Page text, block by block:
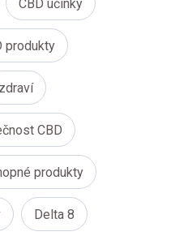
CBD účinky
produkty
zdraví
CBD
produkty
Delta 8